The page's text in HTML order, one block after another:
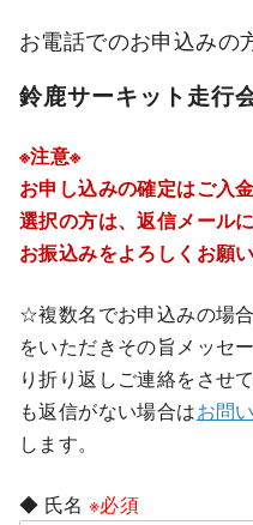
お電話でのお申込み
鈴鹿サーキット走行
※注意※
お申し込みの確定はご入
選択の方は、返信メール
お振込みをよろしくお願
☆複数名でお申込みの場
をいただきその旨メッセ
り折り返しご連絡をさせ
も返信がない場合はお問
します。
◆ 氏名 ※必須